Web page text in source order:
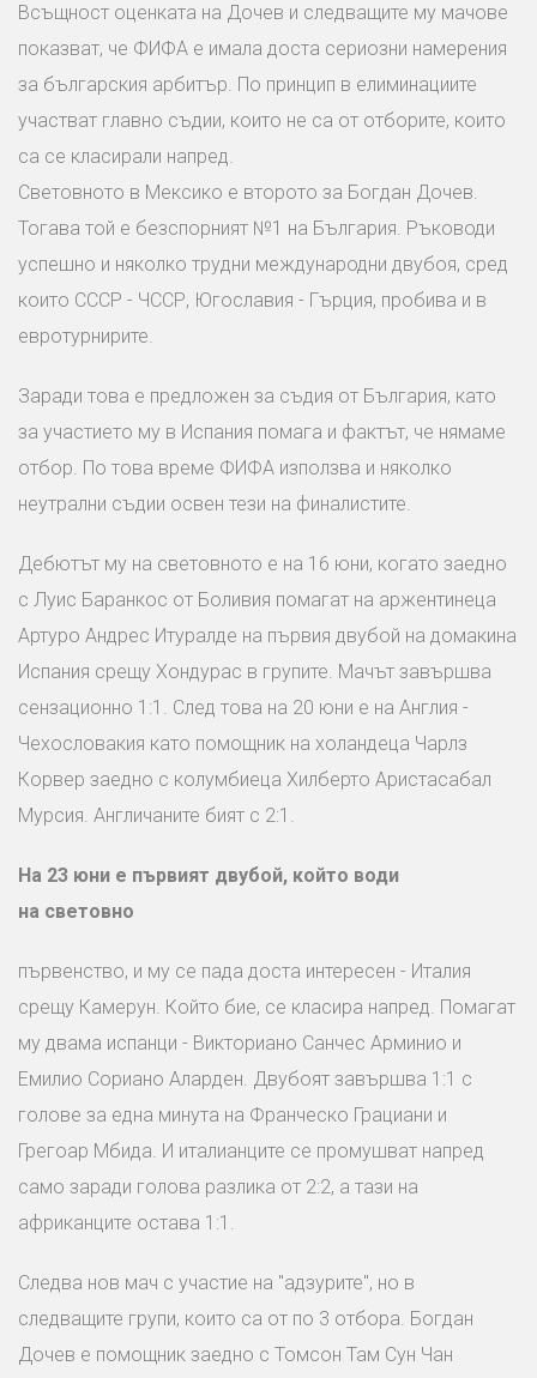
Всъщност оценката на Дочев и следващите му мачове
показват, че ФИФА е имала доста сериозни намерения
за българския арбитър. По принцип в елиминациите
участват главно съдии, които не са от отборите, които
са се класирали напред.
Световното в Мексико е второто за Богдан Дочев.
Тогава той е безспорният №1 на България. Ръководи
успешно и няколко трудни международни двубоя, сред
които СССР - ЧССР, Югославия - Гърция, пробива и в
евротурнирите.
Заради това е предложен за съдия от България, като
за участието му в Испания помага и фактът, че нямаме
отбор. По това време ФИФА използва и няколко
неутрални съдии освен тези на финалистите.
Дебютът му на световното е на 16 юни, когато заедно
с Луис Баранкос от Боливия помагат на аржентинеца
Артуро Андрес Итуралде на първия двубой на домакина
Испания срещу Хондурас в групите. Мачът завършва
сензационно 1:1. След това на 20 юни е на Англия -
Чехословакия като помощник на холандеца Чарлз
Корвер заедно с колумбиеца Хилберто Аристасабал
Мурсия. Англичаните бият с 2:1.
На 23 юни е първият двубой, който води
на световно
първенство, и му се пада доста интересен - Италия
срещу Камерун. Който бие, се класира напред. Помагат
му двама испанци - Викториано Санчес Арминио и
Емилио Сориано Аларден. Двубоят завършва 1:1 с
голове за една минута на Франческо Грациани и
Грегоар Мбида. И италианците се промушват напред
само заради голова разлика от 2:2, а тази на
африканците остава 1:1.
Следва нов мач с участие на "адзурите", но в
следващите групи, които са от по 3 отбора. Богдан
Дочев е помощник заедно с Томсон Там Сун Чан